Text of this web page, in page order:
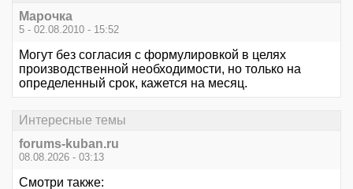
Марочка
5 - 02.08.2010 - 15:52
Могут без согласия с формулировкой в целях
производственной необходимости, но только на
определенный срок, кажется на месяц.
Интересные темы
forums-kuban.ru
08.08.2026 - 03:13
Смотри также: